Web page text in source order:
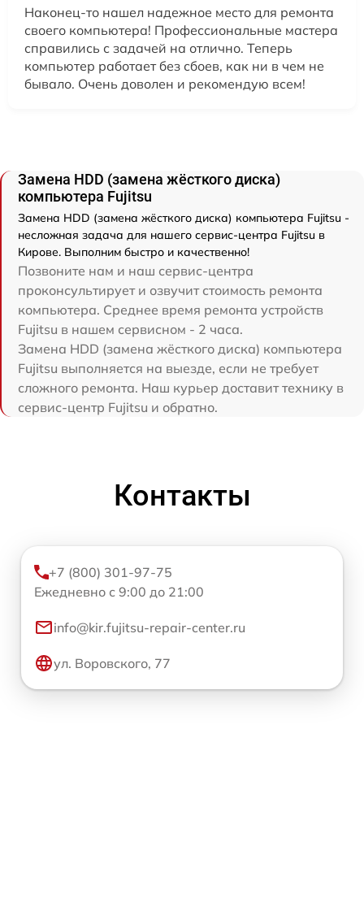
Наконец-то нашел надежное место для ремонта
своего компьютера! Профессиональные мастера
справились с задачей на отлично. Теперь
компьютер работает без сбоев, как ни в чем не
бывало. Очень доволен и рекомендую всем!
Замена HDD (замена жёсткого диска)
компьютера Fujitsu
Замена HDD (замена жёсткого диска) компьютера Fujitsu -
несложная задача для нашего сервис-центра Fujitsu в
Кирове. Выполним быстро и качественно!
Позвоните нам и наш сервис-центра
проконсультирует и озвучит стоимость ремонта
компьютера. Среднее время ремонта устройств
Fujitsu в нашем сервисном - 2 часа.
Замена HDD (замена жёсткого диска) компьютера
Fujitsu выполняется на выезде, если не требует
сложного ремонта. Наш курьер доставит технику в
сервис-центр Fujitsu и обратно.
Контакты
+7 (800) 301-97-75
Ежедневно с 9:00 до 21:00
info@kir.fujitsu-repair-center.ru
ул. Воровского, 77